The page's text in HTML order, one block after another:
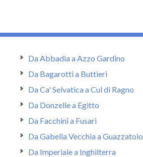
Da Abbadia a Azzo Gardino
Da Bagarotti a Buttieri
Da Ca' Selvatica a Cul di Ragno
Da Donzelle a Egitto
Da Facchini a Fusari
Da Gabella Vecchia a Guazzatoio
Da Imperiale a Inghilterra